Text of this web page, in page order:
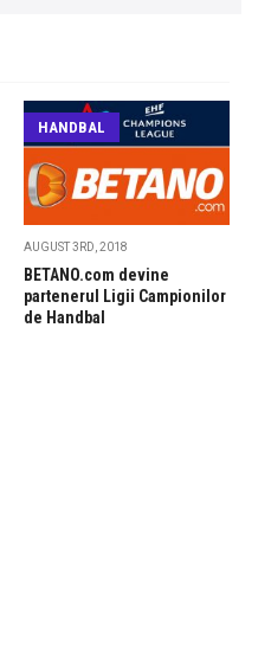
HANDBAL
AUGUST 3RD, 2018
BETANO.com devine
partenerul Ligii Campionilor
de Handbal